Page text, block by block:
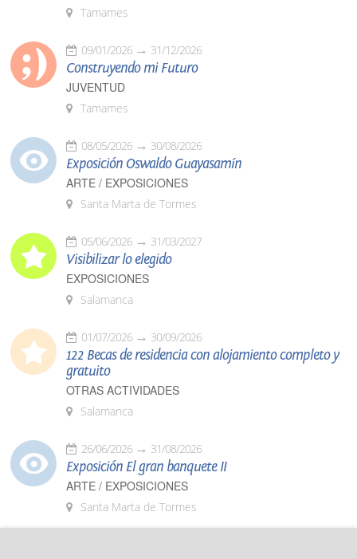
Tamames
09/01/2026 31/12/2026
Construyendo mi Futuro
JUVENTUD
Tamames
08/05/2026 30/08/2026
Exposición Oswaldo Guayasamín
ARTE / EXPOSICIONES
Santa Marta de Tormes
05/06/2026 31/03/2027
Visibilizar lo elegido
EXPOSICIONES
Salamanca
01/07/2026 30/09/2026
122 Becas de residencia con alojamiento completo y
gratuito
OTRAS ACTIVIDADES
Salamanca
26/06/2026 31/08/2026
Exposición El gran banquete II
ARTE / EXPOSICIONES
Santa Marta de Tormes